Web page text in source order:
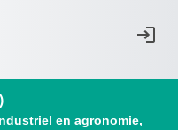
en agronomie,